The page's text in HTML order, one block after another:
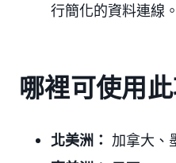
行簡化的資料連線。
哪裡可使用
北美洲： 加拿大、